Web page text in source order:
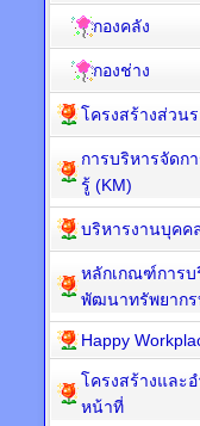
กองคลัง
กองช่าง
โครงสร้างส่วน
การบริหารจัดก
รู้ (KM)
บริหารงานบุคค
หลักเกณฑ์การบ
พัฒนาทรัพยาก
Happy
โครงสร้างและ
หน้าที่